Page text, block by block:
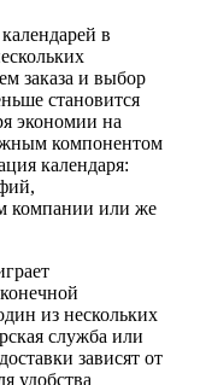
в
заказа и выбор
становится
экономии на
компонентом
календаря:
компании или же
из нескольких
служба или
зависят от
удобства